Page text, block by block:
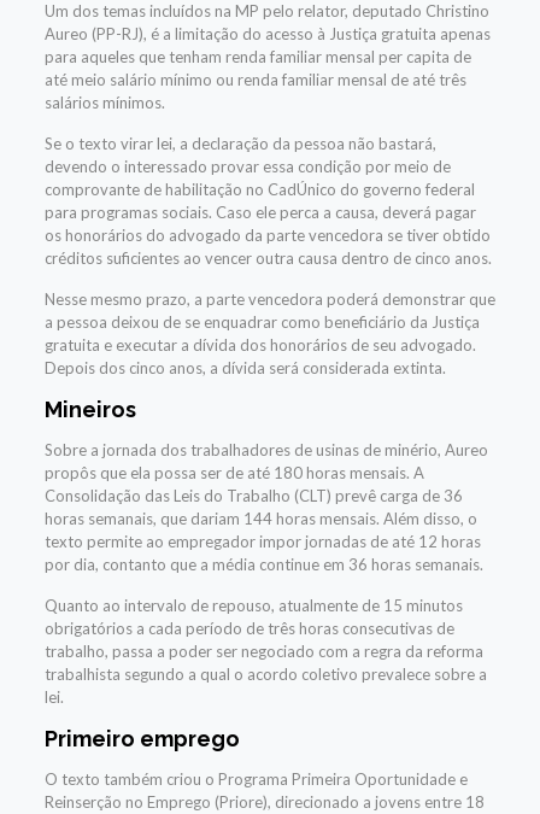
Um dos temas incluídos na MP pelo relator, deputado Christino
Aureo (PP-RJ), é a limitação do acesso à Justiça gratuita apenas
para aqueles que tenham renda familiar mensal per capita de
até meio salário mínimo ou renda familiar mensal de até três
salários mínimos.
Se o texto virar lei, a declaração da pessoa não bastará,
devendo o interessado provar essa condição por meio de
comprovante de habilitação no CadÚnico do governo federal
para programas sociais. Caso ele perca a causa, deverá pagar
os honorários do advogado da parte vencedora se tiver obtido
créditos suficientes ao vencer outra causa dentro de cinco anos.
Nesse mesmo prazo, a parte vencedora poderá demonstrar que
a pessoa deixou de se enquadrar como beneficiário da Justiça
gratuita e executar a dívida dos honorários de seu advogado.
Depois dos cinco anos, a dívida será considerada extinta.
Mineiros
Sobre a jornada dos trabalhadores de usinas de minério, Aureo
propôs que ela possa ser de até 180 horas mensais. A
Consolidação das Leis do Trabalho (CLT) prevê carga de 36
horas semanais, que dariam 144 horas mensais. Além disso, o
texto permite ao empregador impor jornadas de até 12 horas
por dia, contanto que a média continue em 36 horas semanais.
Quanto ao intervalo de repouso, atualmente de 15 minutos
obrigatórios a cada período de três horas consecutivas de
trabalho, passa a poder ser negociado com a regra da reforma
trabalhista segundo a qual o acordo coletivo prevalece sobre a
lei.
Primeiro emprego
O texto também criou o Programa Primeira Oportunidade e
Reinserção no Emprego (Priore), direcionado a jovens entre 18